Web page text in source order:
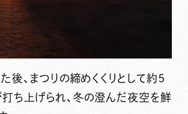
後、まつりの締めくくりとして約5
ち上げられ、冬の澄んだ夜空を鮮